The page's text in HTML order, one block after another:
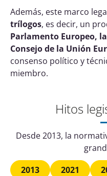
Además, este marco
trílogos, es decir, un
Parlamento Europeo,
Consejo de la Unión
consenso político y
miembro.
Hitos
Desde 2013, la
2013
2021